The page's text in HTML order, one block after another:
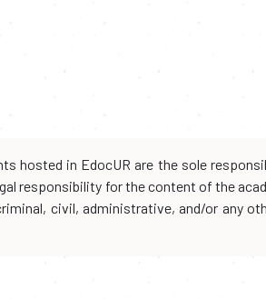
hosted in EdocUR are the sole
responsibility for the content of the
civil, administrative, and/or any